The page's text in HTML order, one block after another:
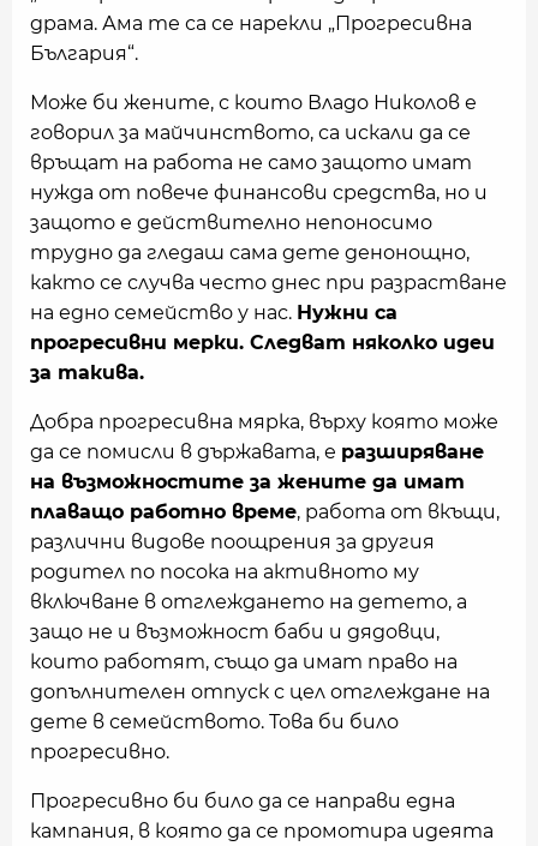
драма. Ама те са се нарекли „Прогресивна
България“.
Може би жените, с които Владо Николов е
говорил за майчинството, са искали да се
връщат на работа не само защото имат
нужда от повече финансови средства, но и
защото е действително непоносимо
трудно да гледаш сама дете денонощно,
както се случва често днес при разрастване
на едно семейство у нас. Нужни са
прогресивни мерки. Следват няколко идеи
за такива.
Добра прогресивна мярка, върху която може
да се помисли в държавата, е разширяване
на възможностите за жените да имат
плаващо работно време, работа от вкъщи,
различни видове поощрения за другия
родител по посока на активното му
включване в отглеждането на детето, а
защо не и възможност баби и дядовци,
които работят, също да имат право на
допълнителен отпуск с цел отглеждане на
дете в семейството. Това би било
прогресивно.
Прогресивно би било да се направи една
кампания, в която да се промотира идеята